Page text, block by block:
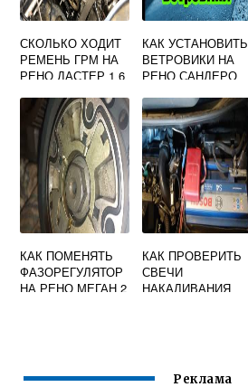
СКОЛЬКО ХОДИТ
РЕМЕНЬ ГРМ НА
РЕНО ДАСТЕР 1 6
КАК УСТАНОВИТЬ
ВЕТРОВИКИ НА
РЕНО САНДЕРО
КАК ПОМЕНЯТЬ
ФАЗОРЕГУЛЯТОР
НА РЕНО МЕГАН 2
КАК ПРОВЕРИТЬ
СВЕЧИ
НАКАЛИВАНИЯ
Реклама